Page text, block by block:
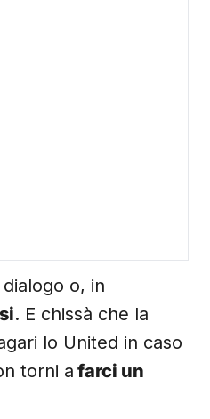
o, in
. E chissà che la
lo United in caso
torni a farci un